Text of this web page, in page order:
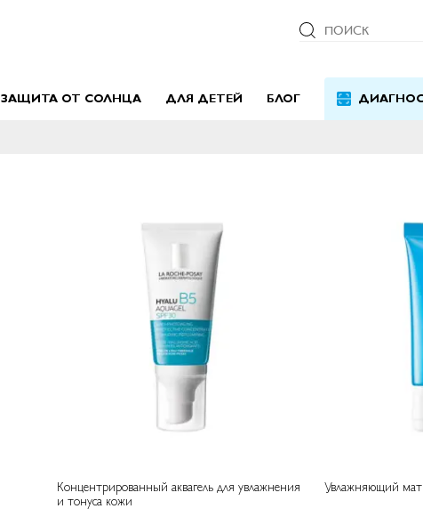
ЗАЩИТА ОТ СОЛНЦА ДЛЯ ДЕТЕЙ БЛОГ
ПОИСК
Концентрированный аквагель для увлажнения
и тонуса кожи ​
Увлажняющий